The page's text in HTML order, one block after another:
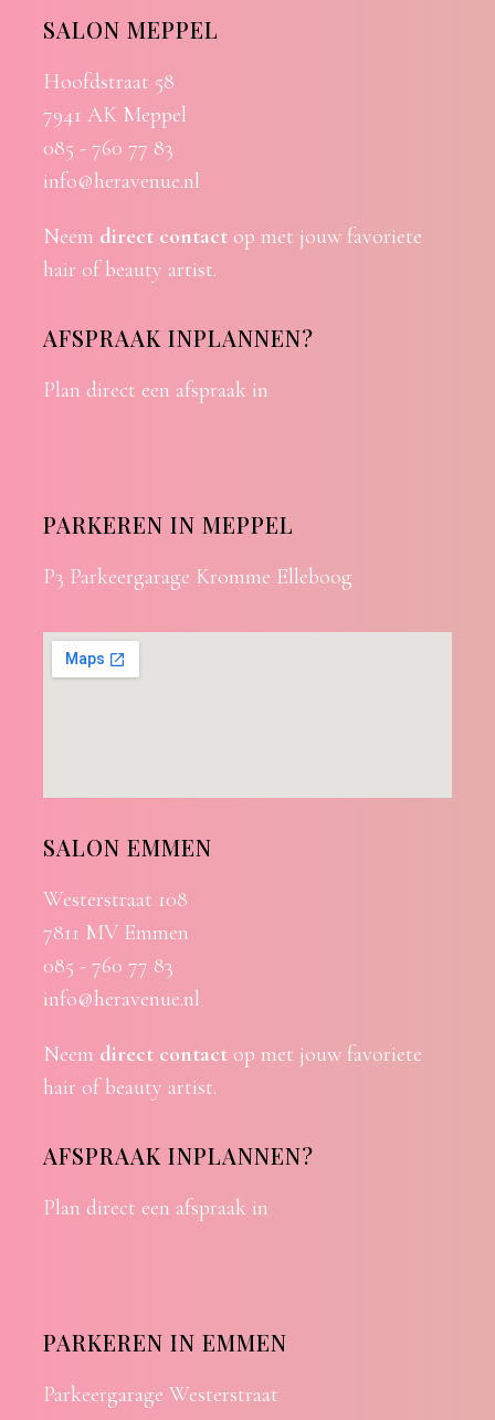
SALON MEPPEL
Hoofdstraat 58
7941 AK Meppel
085 - 760 77 83
info@heravenue.nl
Neem direct contactop met jouw favoriete
hair of beauty artist.
AFSPRAAK INPLANNEN?
Plan direct een afspraak in
PARKEREN IN MEPPEL
P3 Parkeergarage Kromme Elleboog
SALON EMMEN
Westerstraat 108
7811 MV Emmen
085 - 760 77 83
info@heravenue.nl
Neem direct contactop met jouw favoriete
hair of beauty artist.
AFSPRAAK INPLANNEN?
Plan direct een afspraak in
PARKEREN IN EMMEN
Parkeergarage Westerstraat